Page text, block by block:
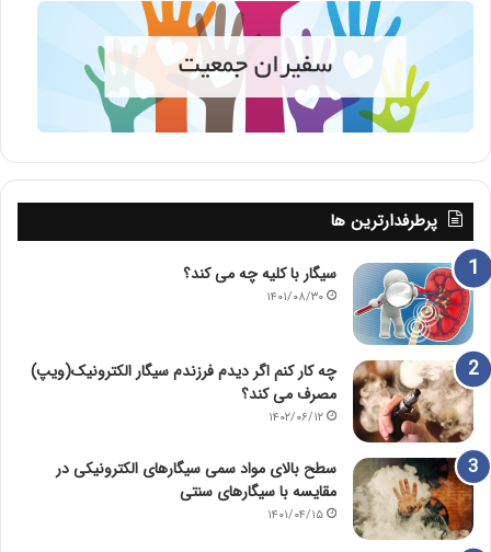
پرطرفدارترین ها
سیگار با کلیه چه می کند؟
۱۴۰۱/۰۸/۳۰
چه کار کنم اگر دیدم فرزندم سیگار الکترونیک(ویپ)
مصرف می کند؟
۱۴۰۲/۰۶/۱۲
سطح بالای مواد سمی سیگارهای الکترونیکی در
مقایسه با سیگارهای سنتی
۱۴۰۱/۰۴/۱۵